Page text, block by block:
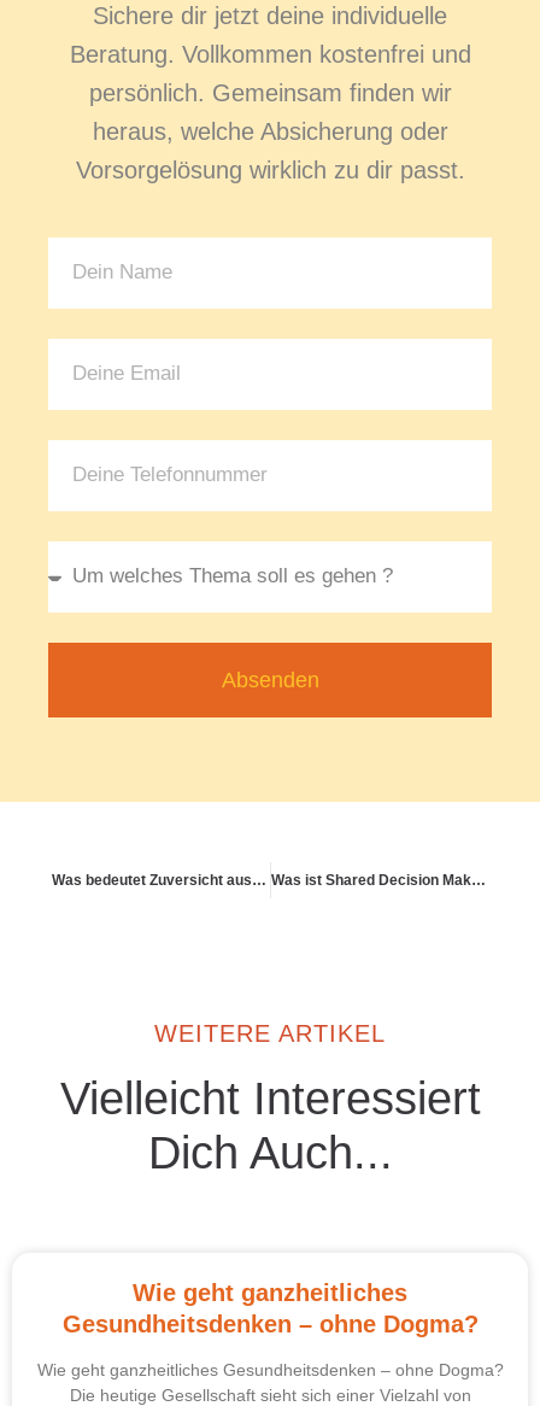
Sichere dir jetzt deine individuelle
Beratung. Vollkommen kostenfrei und
persönlich. Gemeinsam finden wir
heraus, welche Absicherung oder
Vorsorgelösung wirklich zu dir passt.
Absenden
Was bedeutet Zuversicht aus psychologischer Perspektive? Was ist Shared Decision Making und wie funktioniert es?
WEITERE ARTIKEL
Vielleicht Interessiert
Dich Auch...
Wie geht ganzheitliches
Gesundheitsdenken – ohne Dogma?
Wie geht ganzheitliches Gesundheitsdenken – ohne Dogma?
Die heutige Gesellschaft sieht sich einer Vielzahl von